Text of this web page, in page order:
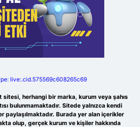
live:.cid.575569c608265c69
sitesi, herhangi bir marka, kurum veya şahıs
bulunmamaktadır. Sitede yalnızca kendi
paylaşılmaktadır. Burada yer alan içerikler
olup, gerçek kurum ve kişiler hakkında